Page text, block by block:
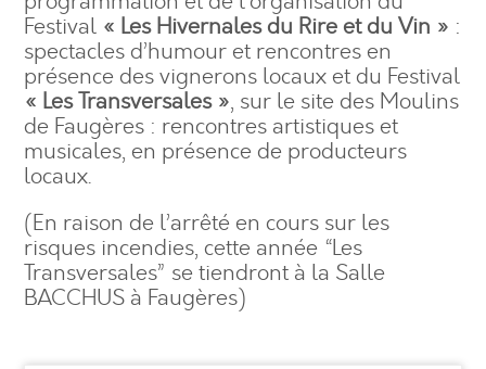
Festival « Les Hivernales du Rire et du Vin » :
spectacles d’humour et rencontres en
présence des vignerons locaux et du Festival
« Les Transversales », sur le site des Moulins
de Faugères : rencontres artistiques et
musicales, en présence de producteurs
locaux.
(En raison de l’arrêté en cours sur les
risques incendies, cette année “Les
Transversales” se tiendront à la Salle
BACCHUS à Faugères)